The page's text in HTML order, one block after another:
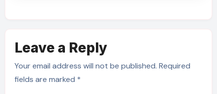
Leave a Reply
Your email address will not be published. Required
fields are marked *